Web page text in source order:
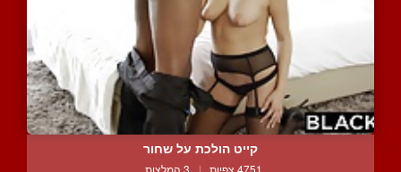
קייט הולכת על שחור
4751 צפיות | 3 המלצות